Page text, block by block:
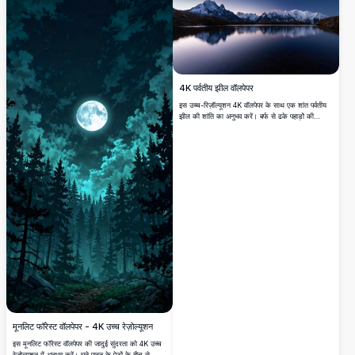
प्रिंट के लिए आकर्षक, उच्च-गुणवत्ता वाली डिजिटल कला की
तलाश में हैं।
मूनलिट फॉरेस्ट वॉलपेपर - 4K उच्च रेज़ोल्यूशन
इस मूनलिट फॉरेस्ट वॉलपेपर की जादुई सुंदरता को 4K उच्च
4K पर्वतीय झील वॉलपेपर
इस उच्च-रिज़ॉल्यूशन 4K वॉलपेपर के साथ एक शांत पर्वतीय
झील की शांति का अनुभव करें। बर्फ से ढके पहाड़ों की